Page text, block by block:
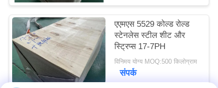
एएमएस 5529 कोल्ड रोल्ड
स्टेनलेस स्टील शीट और
स्ट्रिप्स 17-7PH
विनिमय योग्य MOQ:500 किलोग्राम
संपर्क